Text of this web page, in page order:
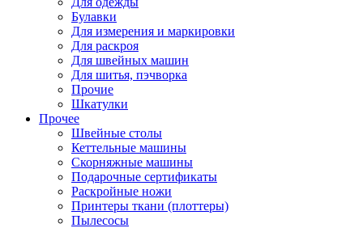
Булавки
Для измерения и маркировки
Для раскроя
Для швейных машин
Для шитья, пэчворка
Прочие
Шкатулки
Прочее
Швейные столы
Кеттельные машины
Скорняжные машины
Подарочные сертификаты
Раскройные ножи
Принтеры ткани (плоттеры)
Пылесосы